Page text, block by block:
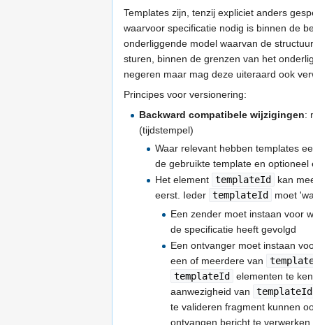
Templates zijn, tenzij expliciet anders
waarvoor specificatie nodig is binnen de
onderliggende model waarvan de
sturen, binnen de grenzen van het
negeren maar mag deze uiteraard ook
Principes voor versionering:
Backward compatibele wijzigingen:
(tijdstempel)
Waar relevant hebben templates
de gebruikte template en
Het element templateId
kan
eerst. Ieder templateId
moet
Een zender moet instaan voor
de specificatie heeft gevolgd
Een ontvanger moet instaan
een of meerdere van
templateId
elementen te
aanwezigheid van
templateId
te valideren fragment kunnen
ontvangen bericht te verwerken.